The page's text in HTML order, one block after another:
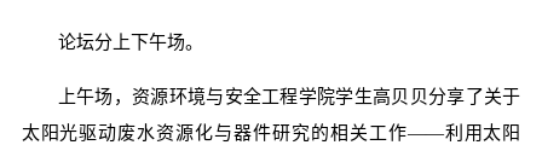
论坛分上下午场。
上午场，资源环境与安全工程学院学生高贝贝分享了关于
太阳光驱动废水资源化与器件研究的相关工作——利用太阳